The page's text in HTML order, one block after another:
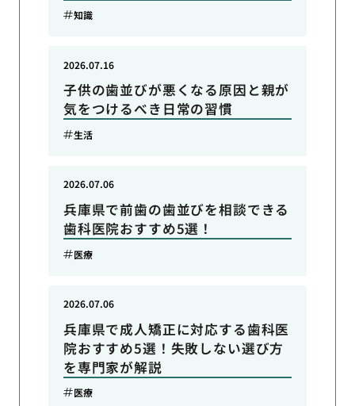
知識
子供の歯並びが悪くなる原因と親が
気をつけるべき日常の習慣
2026.07.16
生活
兵庫県で前歯の歯並びを相談できる
歯科医院おすすめ5選！
2026.07.06
医療
兵庫県で成人矯正に対応する歯科医
院おすすめ5選！失敗しない選び方
を専門家が解説
2026.07.06
医療